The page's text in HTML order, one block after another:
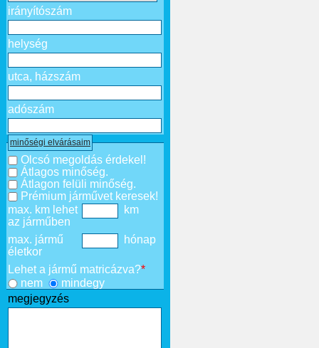
irányítószám
helység
utca, házszám
adószám
minőségi elvárásaim
Olcsó megoldás érdekel!
Átlagos minőség.
Átlagon felüli minőség.
Prémium járművet keresek!
max. km lehet
az járműben
km
max. jármű
életkor
hónap
Lehet a jármű matricázva?*
nem
mindegy
megjegyzés